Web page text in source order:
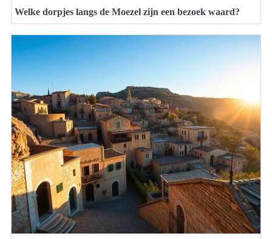
Welke dorpjes langs de Moezel zijn een bezoek waard?